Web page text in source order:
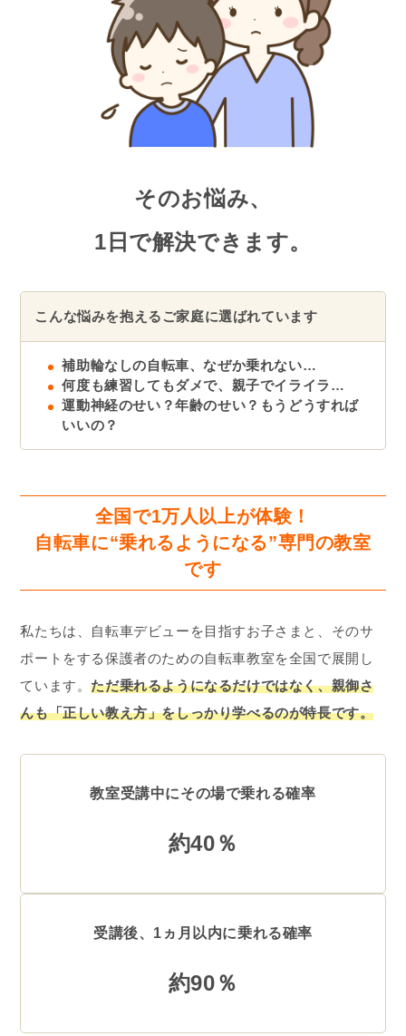
そのお悩み、
1日で解決できます。
こんな悩みを抱えるご家庭に選ばれています
補助輪なしの自転車、なぜか乗れない…
何度も練習してもダメで、親子でイライラ…
運動神経のせい？年齢のせい？もうどうすれば
いいの？
全国で1万人以上が体験！
自転車に“乗れるようになる”専門の教室
です
私たちは、自転車デビューを目指すお子さまと、そのサ
ポートをする保護者のための自転車教室を全国で展開し
ています。ただ乗れるようになるだけではなく、親御さ
んも「正しい教え方」をしっかり学べるのが特長です。
教室受講中にその場で乗れる確率
約40％
受講後、1ヵ月以内に乗れる確率
約90％